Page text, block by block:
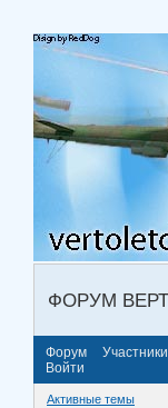
ФОРУМ
Форум Участники
Войти
Активные темы